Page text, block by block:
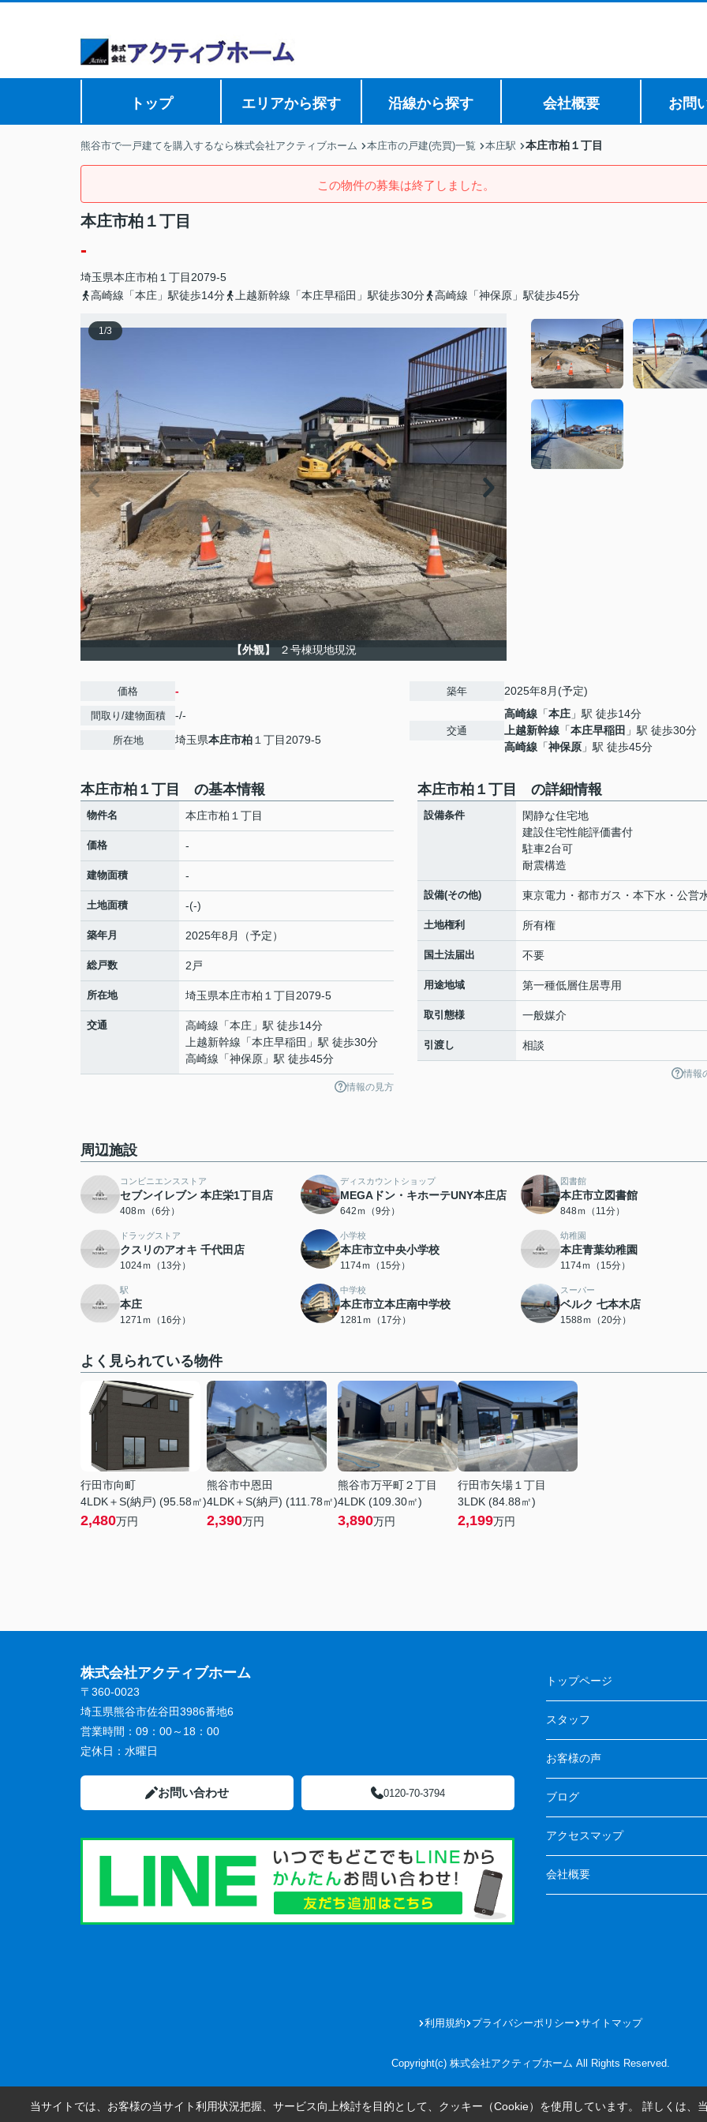
トップ エリアから探す 沿線から探す 会社概要 お問
熊谷市で一戸建てを購入するなら株式会社アクティブホーム 本庄市の戸建(売買)一覧 本庄駅 本庄市柏１丁目
この物件の募集は終了しました。
本庄市柏１丁目
-
埼玉県本庄市柏 １丁目2079-5
高崎線「本庄」駅徒歩14分
上越新幹線「本庄早稲田」駅徒歩30分 高崎線「神保原」駅徒歩45分
1/3
【外観】 ２号棟現地現況
価格 -
間取り/建物面積 -/-
所在地 埼玉県本庄市柏 １丁目2079-5
築年 2025年8月(予定)
交通
高崎線 「本庄 」駅 徒歩14分
上越新幹線 「本庄早稲田 」駅 徒歩30分
高崎線 「神保原 」駅 徒歩45分
本庄市柏１丁目 の基本情報
物件名 本庄市柏１丁目
価格 -
建物面積 -
土地面積 -(-)
築年月 2025年8月（予定）
総戸数 2戸
所在地 埼玉県本庄市柏 １丁目2079-5
交通 高崎線 「本庄 」駅 徒歩14分
上越新幹線 「本庄早稲田 」駅 徒歩30分
高崎線 「神保原 」駅 徒歩45分
情報の見方
本庄市柏１丁目 の詳細情報
設備条件
閑静な住宅地
建設住宅性能評価書付
駐車2台可
耐震構造
設備(その他) 東京電力・都市ガス・本下水・公営
土地権利 所有権
国土法届出 不要
用途地域 第一種低層住居専用
取引態様 一般媒介
引渡し 相談
情報
周辺施設
コンビニエンスストア
セブンイレブン 本庄栄1丁目店
408ｍ（6分）
ディスカウントショップ
MEGAドン・キホーテUNY本庄店
642ｍ（9分）
図書館
本庄市立図書館
848ｍ（11分）
ドラッグストア
クスリのアオキ 千代田店
1024ｍ（13分）
小学校
本庄市立中央小学校
1174ｍ（15分）
幼稚園
本庄青葉幼稚園
1174ｍ（15分）
駅
本庄
1271ｍ（16分）
中学校
本庄市立本庄南中学校
1281ｍ（17分）
スーパー
ベルク 七本木店
1588ｍ（20分）
よく見られている物件
行田市向町
4LDK＋S(納戸) (95.58㎡)
2,480万円
熊谷市中恩田
4LDK＋S(納戸) (111.78㎡)
2,390万円
熊谷市万平町２丁目
4LDK (109.30㎡)
3,890万円
行田市矢場１丁目
3LDK (84.88㎡)
2,199万円
株式会社アクティブホーム
〒360-0023
埼玉県熊谷市佐谷田3986番地6
営業時間： 09：00～18：00
定休日： 水曜日
お問い合わせ 0120-70-3794
トップページ
スタッフ
お客様の声
ブログ
アクセスマップ
会社概要
利用規約 プライバシーポリシー サイトマップ
Copyright(c) 株式会社アクティブホーム All Rights Reserved.
当サイトでは、お客様の当サイト利用状況把握、サービス向上検討を目的として、クッキー（Cookie）を使用しています。 詳しくは、